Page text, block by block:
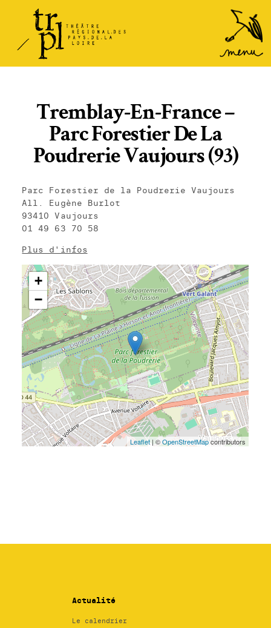
TRPL -
Théâtre
Régional
de la
Loire
Accéder
au
menu
Tremblay-En-France –
Parc Forestier De La
Poudrerie Vaujours (93)
Parc Forestier de la Poudrerie Vaujours
All. Eugène Burlot
93410 Vaujours
01 49 63 70 58
Plus d'infos
Actualité
Le calendrier